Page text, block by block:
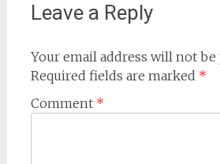
Leave a Reply
Your email address will not be
Required fields are marked *
Comment *